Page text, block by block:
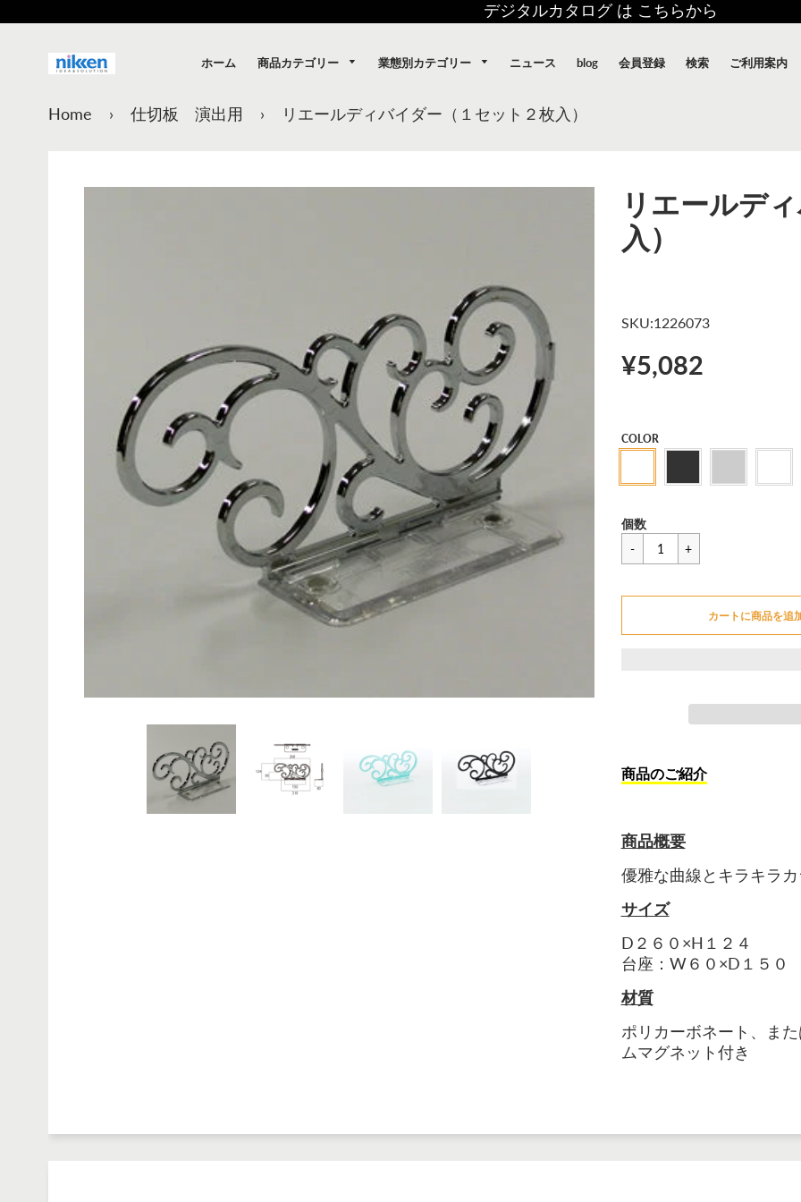
デジタルカタログ は こちらから
ホーム 商品カテゴリー 業態別カテゴリー ニュース blog 会員登録 検索 ご利用案内
Home › 仕切板 演出用 › リエールディバイダー（１セット２枚入）
リエールデ
入）
SKU:1226073
¥5,082
セ
ル
格
COLOR
一
価
¥8,932
個数
カートに商品を追
商品のご紹介
商品概要
優雅な曲線とキラキラカ
サイズ
D２６０×H１２４
台座：W６０×D１５０
材質
ポリカーボネート、ま
ムマグネット付き